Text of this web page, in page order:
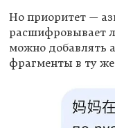
Но приоритет —
расшифровывает
можно добавлять
фрагменты в ту же